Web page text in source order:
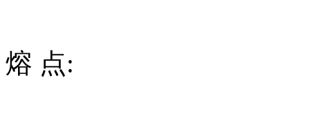
熔 点: